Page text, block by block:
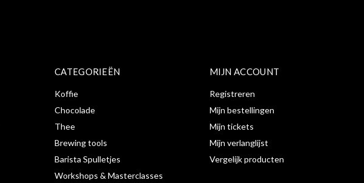
CATEGORIEËN
Koffie
Chocolade
Thee
Brewing tools
Barista Spulletjes
Workshops & Masterclasses
MIJN ACCOUNT
Registreren
Mijn bestellingen
Mijn tickets
Mijn verlanglijst
Vergelijk producten